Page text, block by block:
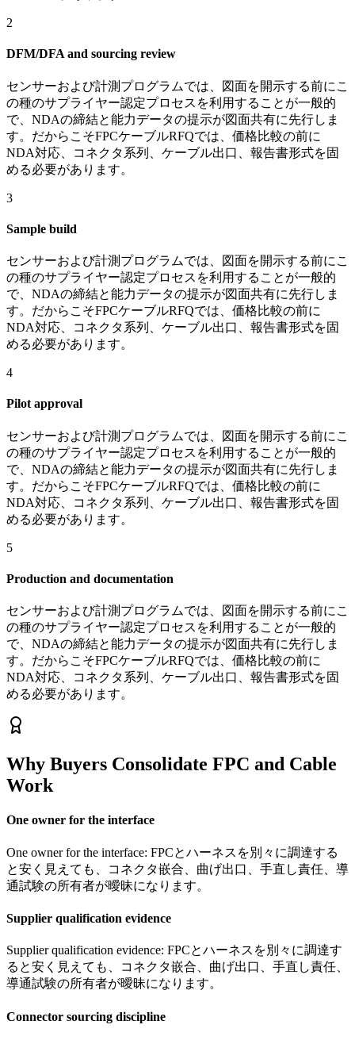
2
DFM/DFA and sourcing review
センサーおよび計測プログラムでは、図面を開示する前にこ
の種のサプライヤー認定プロセスを利用することが一般的
で、NDAの締結と能力データの提示が図面共有に先行しま
す。だからこそFPCケーブルRFQでは、価格比較の前に
NDA対応、コネクタ系列、ケーブル出口、報告書形式を固
める必要があります。
3
Sample build
センサーおよび計測プログラムでは、図面を開示する前にこ
の種のサプライヤー認定プロセスを利用することが一般的
で、NDAの締結と能力データの提示が図面共有に先行しま
す。だからこそFPCケーブルRFQでは、価格比較の前に
NDA対応、コネクタ系列、ケーブル出口、報告書形式を固
める必要があります。
4
Pilot approval
センサーおよび計測プログラムでは、図面を開示する前にこ
の種のサプライヤー認定プロセスを利用することが一般的
で、NDAの締結と能力データの提示が図面共有に先行しま
す。だからこそFPCケーブルRFQでは、価格比較の前に
NDA対応、コネクタ系列、ケーブル出口、報告書形式を固
める必要があります。
5
Production and documentation
センサーおよび計測プログラムでは、図面を開示する前にこ
の種のサプライヤー認定プロセスを利用することが一般的
で、NDAの締結と能力データの提示が図面共有に先行しま
す。だからこそFPCケーブルRFQでは、価格比較の前に
NDA対応、コネクタ系列、ケーブル出口、報告書形式を固
める必要があります。
Why Buyers Consolidate FPC and Cable
Work
One owner for the interface
One owner for the interface: FPCとハーネスを別々に調達する
と安く見えても、コネクタ嵌合、曲げ出口、手直し責任、導
通試験の所有者が曖昧になります。
Supplier qualification evidence
Supplier qualification evidence: FPCとハーネスを別々に調達す
ると安く見えても、コネクタ嵌合、曲げ出口、手直し責任、
導通試験の所有者が曖昧になります。
Connector sourcing discipline